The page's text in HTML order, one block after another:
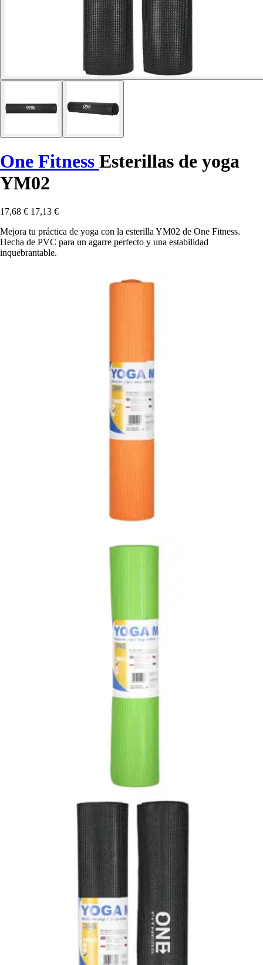
One Fitness Esterillas de yoga
YM02
17,68 € 17,13 €
Mejora tu práctica de yoga con la esterilla YM02 de One Fitness.
Hecha de PVC para un agarre perfecto y una estabilidad
inquebrantable.